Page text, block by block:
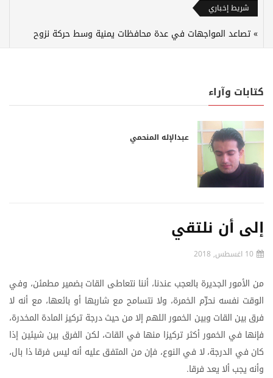
شريط إخباري
تصاعد المواجهات في عدة محافظات يمنية وسط حركة نزوح
كتابات وآراء
عبدالإله المنحمي
إلى أن نلتقي
10 اغسطس, 2018
من الأمورالجديرة بالعجب عندنا، أننا نتعاطى القات بضمير مطمئن، وفي
الوقت نفسه نحرِّم الخمرة، ولا نتسامح مع شاربها أو بائعها، مع أنه لا
فرق بين القات وبين الخموراللهم إلامنحيث درجة تركيزالمادة المخدرة،
فإنها في الخمورأكثر تركيزا منها في القات، لكن الفرق بين شيئين إذا
كان في الدرجة، لا في النوع، فإن من المتفق عليه أنه ليس فرقا ذا بال،
وأنه يجبألايعدفرقا.